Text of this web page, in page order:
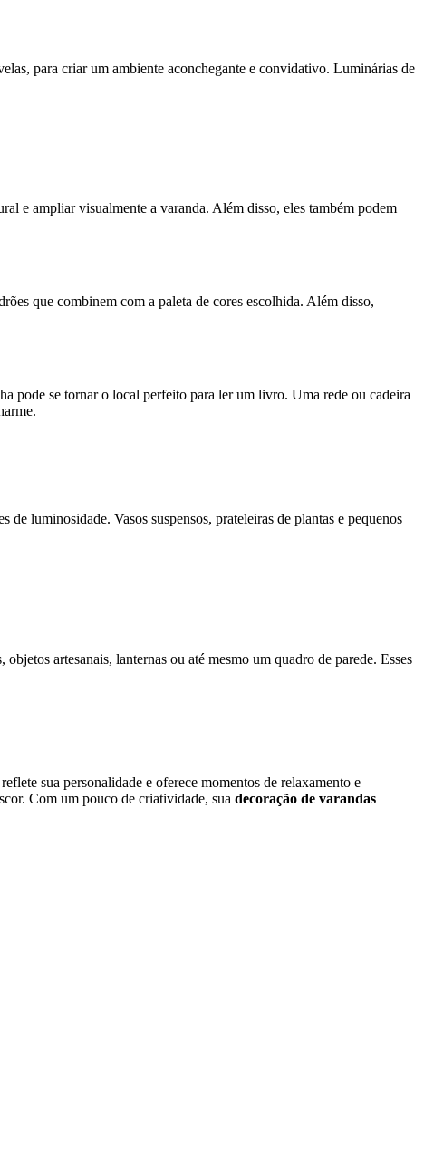
para criar um ambiente aconchegante e convidativo. Luminárias de
e ampliar visualmente a varanda. Além disso, eles também podem
que combinem com a paleta de cores escolhida. Além disso,
pode se tornar o local perfeito para ler um livro. Uma rede ou cadeira
luminosidade. Vasos suspensos, prateleiras de plantas e pequenos
artesanais, lanternas ou até mesmo um quadro de parede. Esses
sua personalidade e oferece momentos de relaxamento e
Com um pouco de criatividade, sua decoração de varandas